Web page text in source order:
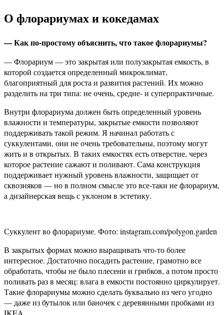
О флорариумах и кокедамах
— Как по-простому объяснить, что такое флорариумы?
— Флорариум — это закрытая или полузакрытая емкость, в
которой создается определенный микроклимат,
благоприятный для роста и развития растений. Их можно
разделить на три типа: не очень, средне- и суперпрактичные.
Внутри флорариума должен быть определенный уровень
влажности и температуры, закрытые емкости позволяют
поддерживать такой режим. Я начинал работать с
суккулентами, они не очень требовательны, поэтому могут
жить и в открытых. В таких емкостях есть отверстие, через
которое растение сажают и поливают. Сама конструкция
поддерживает нужный уровень влажности, защищает от
сквозняков — но в полном смысле это все-таки не флорариум,
а дизайнерская вещь с уклоном в эстетику.
Суккулент во флорариуме. Фото: instagram.com/polygon.garden
В закрытых формах можно выращивать что-то более
интересное. Достаточно посадить растение, грамотно все
обработать, чтобы не было плесени и грибков, а потом просто
поливать раз в месяц: влага в емкости постоянно циркулирует.
Такие флорариумы можно сделать буквально из чего угодно
— даже из бутылок или баночек с деревянными пробками из
IKEA.